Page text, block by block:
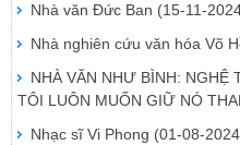
Nhà văn Đức Ban (15-11-
Nhà nghiên cứu văn hóa Võ
NHÀ VĂN NHƯ BÌNH: NGHỆ
TÔI LUÔN MUỐN GIỮ NÓ
Nhạc sĩ Vi Phong (01-08-